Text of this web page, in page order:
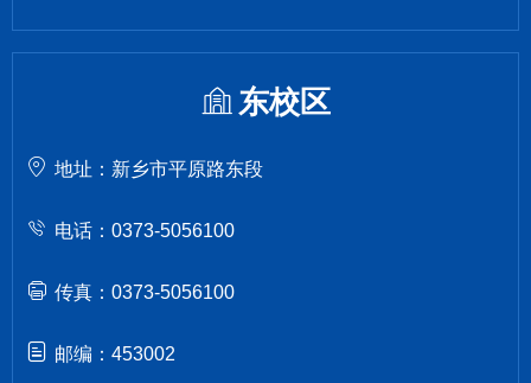
东校区
地址：新乡市平原路东段
电话：0373-5056100
传真：0373-5056100
邮编：453002